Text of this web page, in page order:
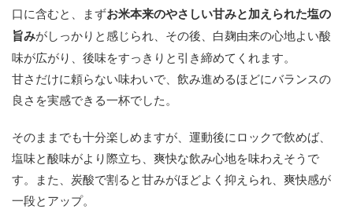
口に含むと、まずお米本来のやさしい甘みと加えられた塩の
旨みがしっかりと感じられ、その後、白麹由来の心地よい酸
味が広がり、後味をすっきりと引き締めてくれます。
甘さだけに頼らない味わいで、飲み進めるほどにバランスの
良さを実感できる一杯でした。
そのままでも十分楽しめますが、運動後にロックで飲めば、
塩味と酸味がより際立ち、爽快な飲み心地を味わえそうで
す。また、炭酸で割ると甘みがほどよく抑えられ、爽快感が
一段とアップ。